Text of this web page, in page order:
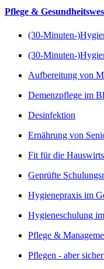
Pflege &
(30-Minuten-
(30-Minuten-
Aufbereitung von
Demenzpflege im
Desinfektion
Ernährung von
Fit für die
Geprüfte
Hygienepraxis im
Hygieneschulung
Pflege &
Pflegen - aber